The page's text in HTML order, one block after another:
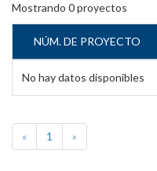
Mostrando 0proyectos
NÚM. DE PROYECTO
No hay datos disponibles
« 1 »